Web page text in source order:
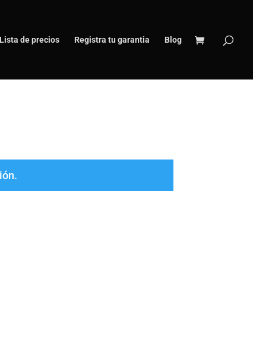
Lista de precios Registra tu garantia Blog